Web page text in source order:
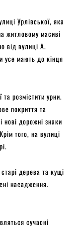
Урлівської, яка
житловому масиві
від вулиці А.
усе мають до кінця
та розмістити урни.
покриття та
нові дорожні знаки
того, на вулиці
дерева та кущі
насадження.
сучасні